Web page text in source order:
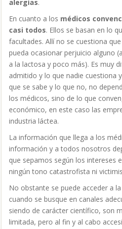
información y a todos nosotros
que sepamos según los intereses
ningún tono catastrofista ni
No obstante se puede acceder a
cuando se busque en canales
siendo de carácter científico, son
limitada, pero al fin y al cabo
¡Pues tan mala no
Matar no mata. Nuestra
principalmente por el acceso de
alimentos y en abundancia.
Ahora no pasamos hambre. Para
más en su procesamiento. No es
manipulado, ya nada llega a
Vivimos más años, y podemos